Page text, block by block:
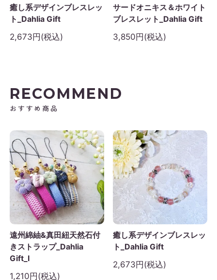
癒し系デザインブレスレッ
ト_Dahlia Gift
2,673円(税込)
サードオニキス＆ホワイト
ブレスレット_Dahlia Gift
3,850円(税込)
RECOMMEND
おすすめ商品
遠州綿紬&真田紐天然石付
きストラップ_Dahlia
Gift_I
1,210円(税込)
癒し系デザインブレスレッ
ト_Dahlia Gift
2,673円(税込)